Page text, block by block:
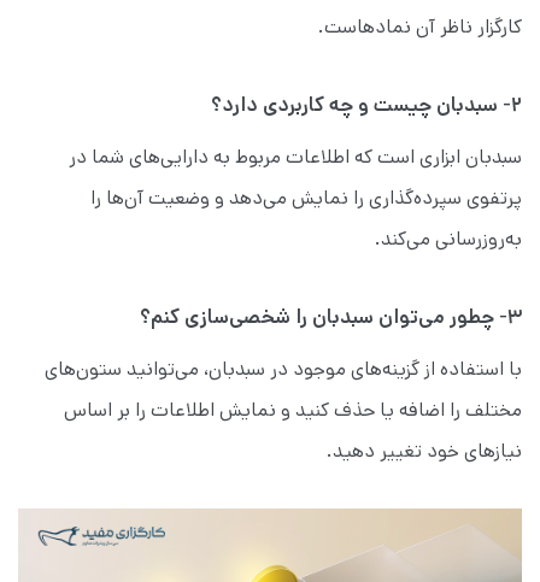
کارگزار ناظر آن نمادهاست.
۲- سبدبان چیست و چه کاربردی دارد؟
سبدبان ابزاری است که اطلاعات مربوط به دارایی‌های شما در
پرتفوی سپرده‌گذاری را نمایش می‌دهد و وضعیت آن‌ها را
به‌روزرسانی می‌کند.
۳- چطور می‌توان سبدبان را شخصی‌سازی کنم؟
با استفاده از گزینه‌های موجود در سبدبان، می‌توانید ستون‌های
مختلف را اضافه یا حذف کنید و نمایش اطلاعات را بر اساس
نیازهای خود تغییر دهید.